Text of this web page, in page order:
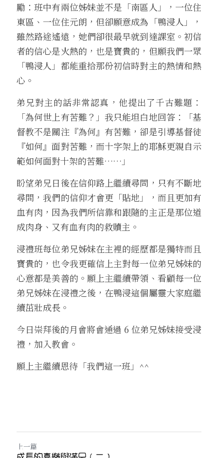
勵：班中有兩位姊妹並不是「南區人」，一位住
東區、一位住元朗，但卻願意成為「鴨浸人」，
雖然路途遙遠，她們卻很最早就到達課室。初信
者的信心是火熱的，也是寶貴的，但願我們一眾
「鴨浸人」都能重拾那份初信時對主的熱情和熱
心。
弟兄對主的話非常認真，他提出了千古難題：
「為何世上有苦難？」我只能坦白地回答：「基
督教不是關注『為何』有苦難，卻是引導基督徒
『如何』面對苦難，而十字架上的耶穌更親自示
範如何面對十架的苦難……」
盼望弟兄日後在信仰路上繼續尋問，只有不斷地
尋問，我們的信仰才會更「貼地」，而且更加有
血有肉，因為我們所信靠和跟隨的主正是那位道
成肉身、又有血有肉的救贖主。
浸禮班每位弟兄姊妹在主裡的經歷都是獨特而且
寶貴的，也令我更確信上主對每一位弟兄姊妹的
心意都是美善的。願上主繼續帶領、看顧每一位
弟兄姊妹在浸禮之後，在鴨浸這個屬靈大家庭繼
續茁壯成長。
今日崇拜後的月會將會通過 6 位弟兄姊妹接受浸
禮，加入教會。
願上主繼續恩待「我們這一班」^^
上一篇